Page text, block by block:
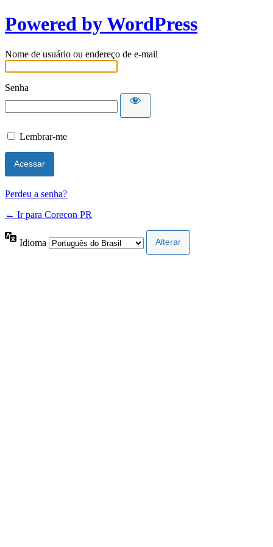
Powered by WordPress
Nome de usuário ou endereço de e-mail
Senha
Lembrar-me
Perdeu a senha?
← Ir para Corecon PR
Idioma